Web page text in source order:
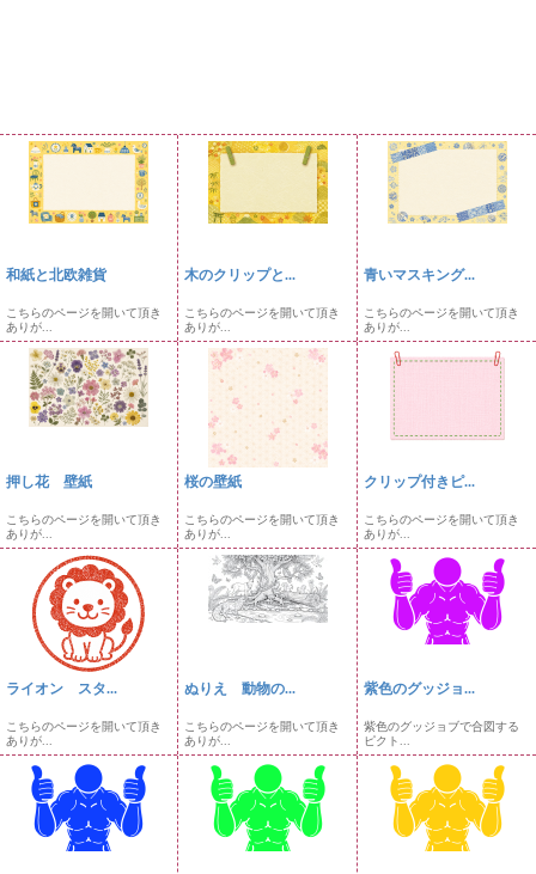
和紙と北欧雑貨
こちらのページを開いて頂き
ありが...
木のクリップと...
こちらのページを開いて頂き
ありが...
青いマスキング...
こちらのページを開いて頂き
ありが...
押し花 壁紙
こちらのページを開いて頂き
ありが...
桜の壁紙
こちらのページを開いて頂き
ありが...
クリップ付きピ...
こちらのページを開いて頂き
ありが...
ライオン スタ...
こちらのページを開いて頂き
ありが...
ぬりえ 動物の...
こちらのページを開いて頂き
ありが...
紫色のグッジョ...
紫色のグッジョブで合図する
ピクト...